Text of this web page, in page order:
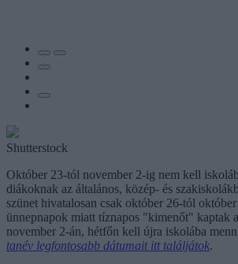
Shutterstock
Október 23-tól november 2-ig nem kell
diákoknak az általános, közép- és
szünet hivatalosan csak október 26-tól
ünnepnapok miatt tíznapos "kimenőt" kaptak
november 2-án, hétfőn kell újra iskolába
tanév legfontosabb dátumait itt találjátok.